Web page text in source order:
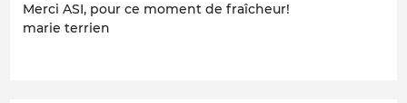
Merci ASI, pour ce moment de fraîcheur!
marie terrien